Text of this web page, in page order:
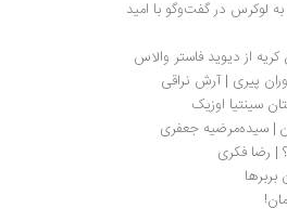
از دیوید فاستر والاس
پیری | آرش نراقی
سینتیا اوزیک
| سیده‌مرضیه جعفری
| رضا فکری
بربرها